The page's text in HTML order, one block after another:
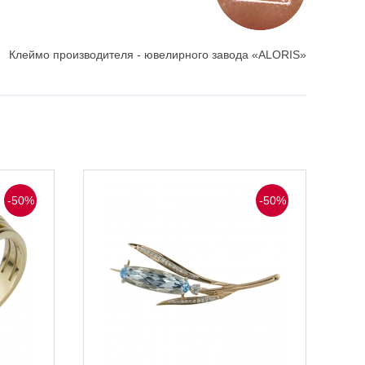
Клеймо производителя - ювелирного завода «ALORIS»
-50% -50%